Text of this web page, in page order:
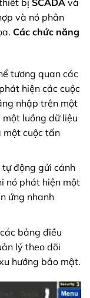
bị SCADA và
và nó phân
Các chức năng
tương quan các
hiện các cuộc
nhập trên một
luồng dữ liệu
một cuộc tấn
tự động gửi cảnh
nó phát hiện một
ứng nhanh
bảng điều
lý theo dõi
hướng bảo mật.